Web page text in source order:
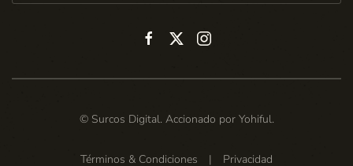
© Surcos Digital. Accionado por Yohiful.
Términos & Condiciones | Privacidad